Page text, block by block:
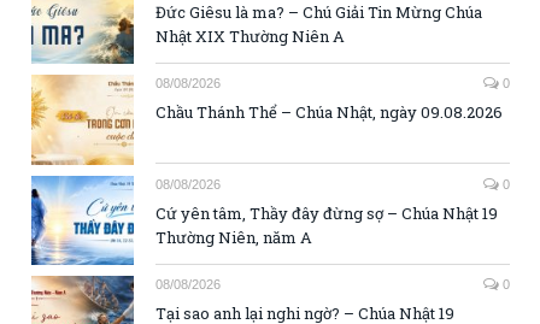
Đức Giêsu là ma? – Chú Giải Tin Mừng Chúa
Nhật XIX Thường Niên A
08/08/2026 0
Chầu Thánh Thể – Chúa Nhật, ngày 09.08.2026
08/08/2026 0
Cứ yên tâm, Thầy đây đừng sợ – Chúa Nhật 19
Thường Niên, năm A
08/08/2026 0
Tại sao anh lại nghi ngờ? – Chúa Nhật 19